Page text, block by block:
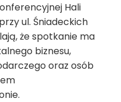
Hali
ul. Śniadeckich
że spotkanie ma
biznesu,
oraz osób